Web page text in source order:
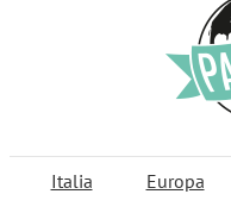
Italia Europa